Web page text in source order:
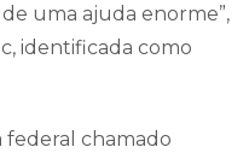
uma ajuda enorme”,
identificada como
federal chamado